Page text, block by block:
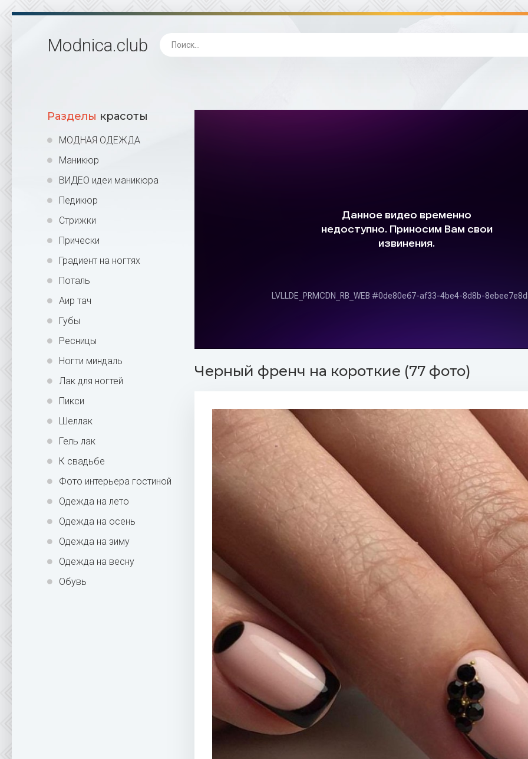
Modnica.club
Разделы красоты
МОДНАЯ ОДЕЖДА
Маникюр
ВИДЕО идеи маникюра
Педикюр
Стрижки
Прически
Градиент на ногтях
Поталь
Аир тач
Губы
Ресницы
Ногти миндаль
Лак для ногтей
Пикси
Шеллак
Гель лак
К свадьбе
Фото интерьера гостиной
Одежда на лето
Одежда на осень
Одежда на зиму
Одежда на весну
Обувь
Черный френч на короткие (77 фото)